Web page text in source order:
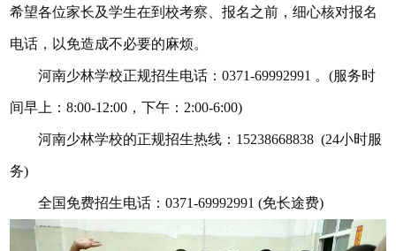
希望各位家长及学生在到校考察、报名之前，细心核对报名
电话，以免造成不必要的麻烦。
河南少林学校正规招生电话：0371-69992991 。(服务时
间早上：8:00-12:00，下午：2:00-6:00)
河南少林学校的正规招生热线：15238668838 (24小时服
务)
全国免费招生电话：0371-69992991 (免长途费)